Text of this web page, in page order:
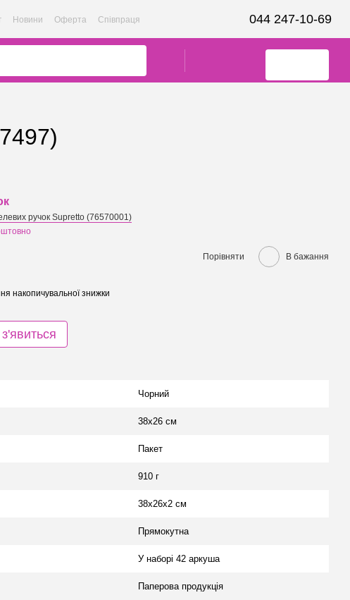
Новини Оферта Співпраця 044 247-10-69
ручок Supretto (76570001)
Порівняти В бажання
накопичувальної знижки
Чорний
38х26 см
Пакет
910 г
38х26х2 см
Прямокутна
У наборі 42 аркуша
Паперова продукція